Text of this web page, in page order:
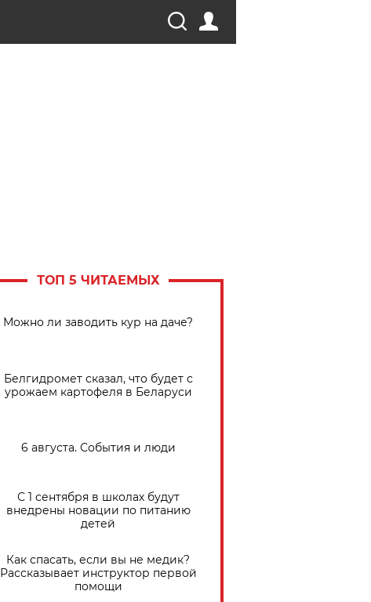
ТОП 5 ЧИТАЕМЫХ
Можно ли заводить кур на даче?
Белгидромет сказал, что будет с
урожаем картофеля в Беларуси
6 августа. События и люди
С 1 сентября в школах будут
внедрены новации по питанию
детей
Как спасать, если вы не медик?
Рассказывает инструктор первой
помощи